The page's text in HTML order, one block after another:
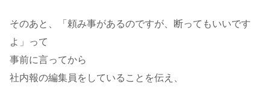
そのあと、「頼み事があるのですが、断ってもいいです
よ」って
事前に言ってから
社内報の編集員をしていることを伝え、